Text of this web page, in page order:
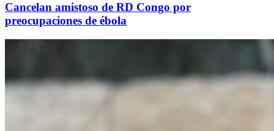
Cancelan amistoso de RD Congo por
preocupaciones de ébola